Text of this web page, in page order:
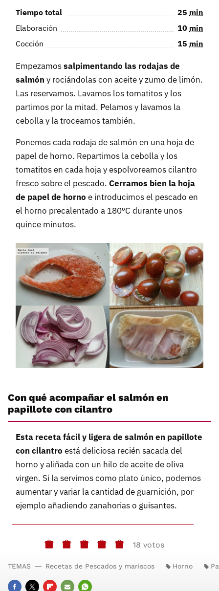
Tiempo total 25 min
Elaboración
10 min
Cocción
15 min
Empezamossalpimentando las rodajas de
salmón y rociándolas con aceite y zumo de limón.
Las reservamos. Lavamos los tomatitos y los
partimos por la mitad. Pelamos y lavamos la
cebolla y la troceamos también.
Ponemos cada rodaja de salmón en una hoja de
papel de horno. Repartimos la cebolla y los
tomatitos en cada hoja y espolvoreamos cilantro
fresco sobre el pescado. Cerramos bien la hoja
de papel de horno e introducimos el pescado en
el horno precalentado a 180ºC durante unos
quince minutos.
Con qué acompañar el salmón en
papillote con cilantro
Esta receta fácil y ligera de salmón en papillote
con cilantro está deliciosa recién sacada del
horno y aliñada con un hilo de aceite de oliva
virgen. Si la servimos como plato único, podemos
aumentar y variar la cantidad de guarnición, por
ejemplo añadiendo zanahorias o guisantes.
18 votos
TEMAS Recetas de Pescados y mariscos Horno